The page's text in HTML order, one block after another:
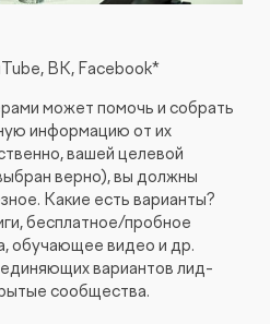
ВК, Facebook*
может помочь и собрать
информацию от их
вашей целевой
верно), вы должны
Какие есть варианты?
бесплатное/пробное
обучающее видео и др.
вариантов лид-
сообщества.